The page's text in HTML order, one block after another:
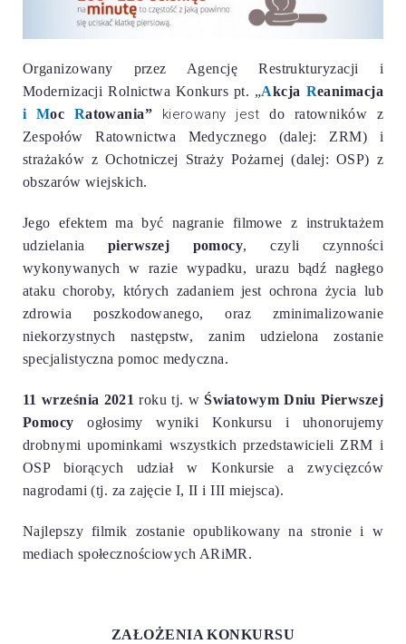
Organizowany przez Agencję Restrukturyzacji i
Modernizacji Rolnictwa Konkurs pt. „Akcja Reanimacja
i
Moc Ratowania” kierowany jestdo ratowników z
Zespołów Ratownictwa Medycznego (dalej: ZRM) i
strażaków z Ochotniczej Straży Pożarnej (dalej: OSP) z
obszarów wiejskich.
Jego efektem ma być nagranie filmowe z instruktażem
udzielania pierwszej pomocy, czyli czynności
wykonywanych w razie wypadku, urazu bądź nagłego
ataku choroby, których zadaniem jest ochrona życia lub
zdrowia poszkodowanego, oraz zminimalizowanie
niekorzystnych następstw, zanim udzielona zostanie
specjalistycznapomoc medyczna.
11 września 2021 roku tj. wŚwiatowym Dniu Pierwszej
Pomocy ogłosimy wyniki Konkursu i uhonorujemy
drobnymi upominkami wszystkich przedstawicieli ZRM i
OSP biorących udział w Konkursie a zwycięzców
nagrodami (tj. za zajęcie I, II i III miejsca).
Najlepszy filmik zostanie opublikowany na stronie i w
mediach społecznościowych ARiMR.
ZAŁOŻENIA KONKURSU